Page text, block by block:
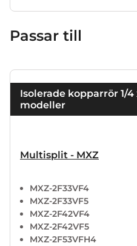
Passar till
Isolerade kopparrör 1/
modeller
Multisplit - MXZ
MXZ-2F33VF4
MXZ-2F33VF5
MXZ-2F42VF4
MXZ-2F42VF5
MXZ-2F53VFH4